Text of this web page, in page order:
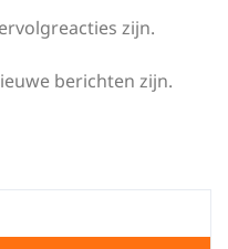
zijn.
berichten zijn.